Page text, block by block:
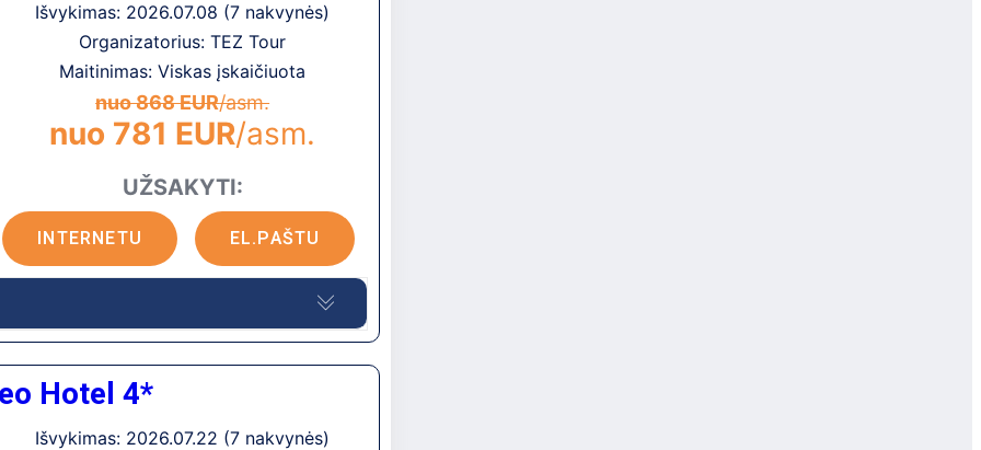
(apie 1 km).
(3)
Išvykimas: 2026.07.08 (7 nakvynės)
Organizatorius: TEZ Tour
Maitinimas: Viskas įskaičiuota
nuo 868 EUR/asm.
nuo 781 EUR/asm.
UŽSAKYTI:
INTERNETU
EL.PAŠTU
2013 metais. Bendras plotas apima 20
Hotel 4*
Išvykimas: 2026.07.22 (7 nakvynės)